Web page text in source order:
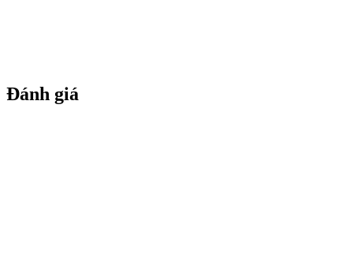
Đánh giá